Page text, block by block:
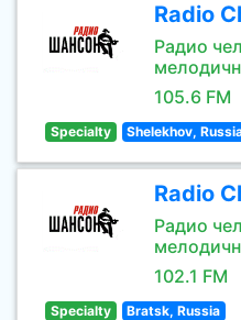
Radio
Радио
105.6 FM
Specialty Shelekhov,
Radio
Радио
102.1 FM
Specialty Bratsk, Russia